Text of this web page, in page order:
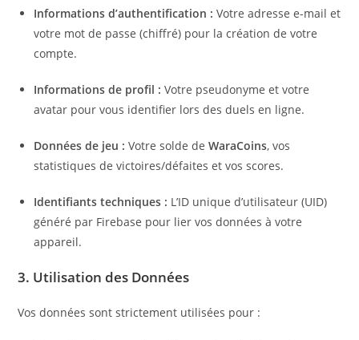
Informations d’authentification : Votre adresse e-mail et
votre mot de passe (chiffré) pour la création de votre
compte.
Informations de profil : Votre pseudonyme et votre
avatar pour vous identifier lors des duels en ligne.
Données de jeu : Votre solde deWaraCoins, vos
statistiques de victoires/défaites et vos scores.
Identifiants techniques : L’ID unique d’utilisateur (UID)
généré par Firebase pour lier vos données à votre
appareil.
3. Utilisation des Données
Vos données sont strictement utilisées pour :